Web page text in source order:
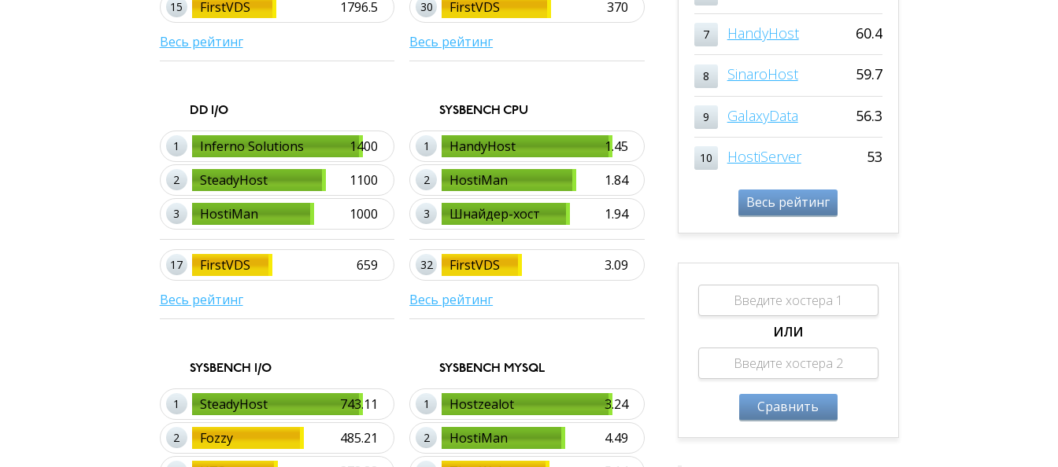
15 1796.5
FirstVDS
Весь рейтинг
30 370
FirstVDS
Весь рейтинг
DD I/O
1 1400
Inferno Solutions
2 1100
SteadyHost
3 1000
HostiMan
17 659
FirstVDS
Весь рейтинг
SYSBENCH CPU
1 1.45
HandyHost
2 1.84
HostiMan
3 1.94
Шнайдер-хост
32 3.09
FirstVDS
Весь рейтинг
SYSBENCH I/O
1 743.11
SteadyHost
2 485.21
Fozzy
SYSBENCH MYSQL
1 3.24
Hostzealot
2 4.49
HostiMan
60.4
7 HandyHost
59.7
8 SinaroHost
56.3
9 GalaxyData
53
10 HostiServer
Весь рейтинг
ИЛИ
Сравнить